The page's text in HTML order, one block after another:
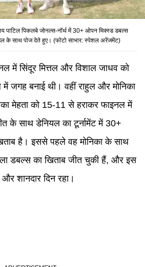
पाटिल पिकलबे जोनल्स-नॉर्थ में 30+ ओपन मिक्स्ड डबल्स
के साथ पोज देते हुए। (फोटो साभार: स्पेशल अरेंजमेंट)
में सिंदूर मित्तल और विशाल जाधव को
जगह बनाई थी। वहीं राहुल और मोनिका
मेहता को 15-11 से हराकर फाइनल में
के साथ डेनियल का टूर्नामेंट में 30+
है। इससे पहले वह मोनिका के साथ
डबल्स का खिताब जीत चुकी हैं, और इस
शानदार दिन रहा।